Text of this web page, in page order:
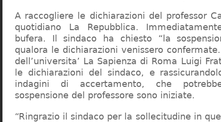
A raccogliere le dichiarazioni del professor
quotidiano La Repubblica.
bufera. Il sindaco ha chiesto “la
qualora le dichiarazioni venissero
dell’universita’ La Sapienza di Roma Luigi
le dichiarazioni del sindaco, e
indagini di accertamento, che
sospensione del professore sono iniziate.
“Ringrazio il sindaco per la sollecitudine in